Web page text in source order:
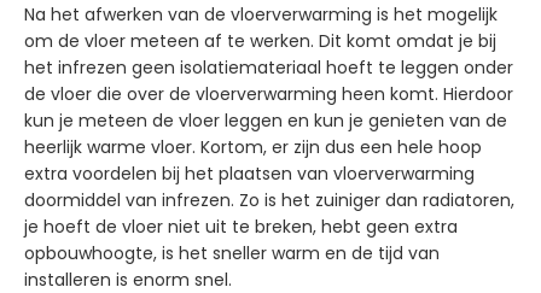
Na het afwerken van de vloerverwarming is het mogelijk
om de vloer meteen af te werken. Dit komt omdat je bij
het infrezen geen isolatiemateriaal hoeft te leggen onder
de vloer die over de vloerverwarming heen komt. Hierdoor
kun je meteen de vloer leggen en kun je genieten van de
heerlijk warme vloer. Kortom, er zijn dus een hele hoop
extra voordelen bij het plaatsen van vloerverwarming
doormiddel van infrezen. Zo is het zuiniger dan radiatoren,
je hoeft de vloer niet uit te breken, hebt geen extra
opbouwhoogte, is het sneller warm en de tijd van
installeren is enorm snel.